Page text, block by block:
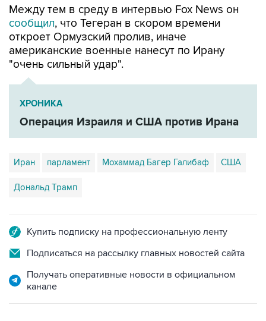
Между тем в среду в интервью Fox News он
сообщил, что Тегеран в скором времени
откроет Ормузский пролив, иначе
американские военные нанесут по Ирану
"очень сильный удар".
ХРОНИКА
Операция Израиля и США против Ирана
Иран парламент Мохаммад Багер Галибаф США
Дональд Трамп
Купить подписку на профессиональную ленту
Подписаться на рассылку главных новостей сайта
Получать оперативные новости в официальном
канале